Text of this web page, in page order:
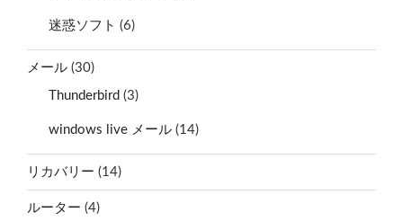
迷惑ソフト (6)
メール (30)
Thunderbird (3)
windows live メール (14)
リカバリー (14)
ルーター (4)